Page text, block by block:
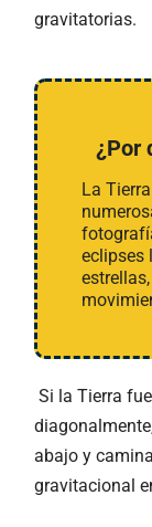
gravitatorias.
¿Por
La
eclipses
Si la Tierra
abajo y
gravitacional